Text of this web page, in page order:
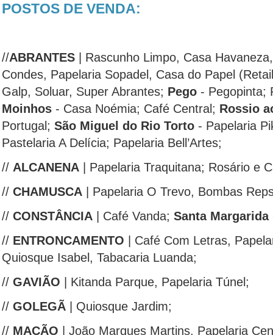
POSTOS DE VENDA:
//ABRANTES | Rascunho Limpo, Casa
Condes, Papelaria Sopadel, Casa do Papel
Galp, Soluar, Super Abrantes; Pego - Pegopinta;
Moinhos - Casa Noémia; Café Central; Rossio
Portugal; São Miguel do Rio Torto - Papelaria
Pastelaria A Delícia; Papelaria Bell’Artes;
// ALCANENA | Papelaria Traquitana; Rosário e
// CHAMUSCA | Papelaria O Trevo, Bombas
// CONSTÂNCIA | Café Vanda; Santa Margarida
// ENTRONCAMENTO | Café Com Letras,
Quiosque Isabel, Tabacaria Luanda;
// GAVIÃO | Kitanda Parque, Papelaria Túnel;
// GOLEGÃ | Quiosque Jardim;
// MAÇÃO | João Marques Martins, Papelaria